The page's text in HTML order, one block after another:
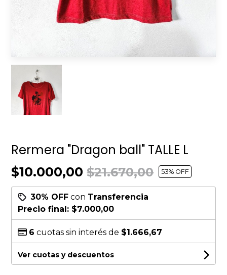
Rermera "Dragon ball" TALLE L
$10.000,00$21.670,00 53% OFF
30% OFF con Transferencia
Precio final: $7.000,00
6 cuotas sin interés de $1.666,67
Ver cuotas y descuentos